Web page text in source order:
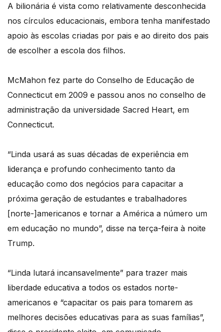
A bilionária é vista como relativamente desconhecida
nos círculos educacionais, embora tenha manifestado
apoio às escolas criadas por pais e ao direito dos pais
de escolher a escola dos filhos.
McMahon fez parte do Conselho de Educação de
Connecticut em 2009 e passou anos no conselho de
administração da universidade Sacred Heart, em
Connecticut.
“Linda usará as suas décadas de experiência em
liderança e profundo conhecimento tanto da
educação como dos negócios para capacitar a
próxima geração de estudantes e trabalhadores
[norte-]americanos e tornar a América a número um
em educação no mundo”, disse na terça-feira à noite
Trump.
“Linda lutará incansavelmente” para trazer mais
liberdade educativa a todos os estados norte-
americanos e “capacitar os pais para tomarem as
melhores decisões educativas para as suas famílias”,